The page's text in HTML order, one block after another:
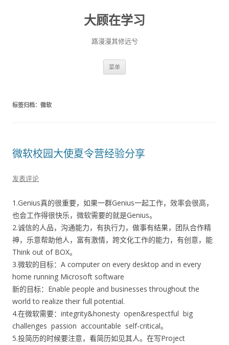
大顾在学习
路漫漫其修远兮
菜单
标签归档： 微软
微软校园大使夏令营经验分享
发表评论
1.Genius真的很重要，如果一群Genius一起工作，效率会很高，
也会工作得很快乐，微软需要的就是Genius。
2.诚信的人品，沟通能力，有执行力，做事有结果，团队合作精
神，乐意帮助他人，富有激情，跨文化工作的能力，有创意，能
Think out of BOX。
3.微软的目标：A computer on every desktop and in every
home running Microsoft software
新的目标：Enable people and businesses throughout the
world to realize their full potential.
4.在微软需要：integrity&honesty open&respectful big
challenges passion accountable self-critical。
5.投简历的时候要注意，看简历如见其人。在写Project